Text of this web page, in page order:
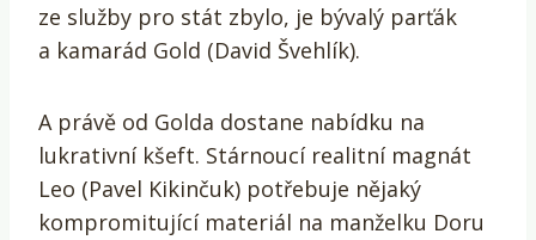
ze služby pro stát zbylo, je bývalý parťák
a kamarád Gold (David Švehlík).
A právě od Golda dostane nabídku na
lukrativní kšeft. Stárnoucí realitní magnát
Leo (Pavel Kikinčuk) potřebuje nějaký
kompromitující materiál na manželku Doru